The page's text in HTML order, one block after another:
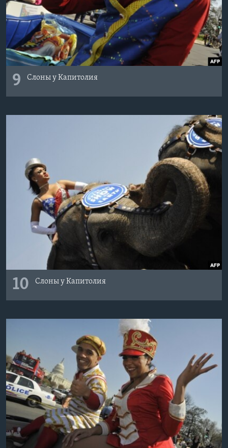
9 Слоны у Капитолия
10 Слоны у Капитолия